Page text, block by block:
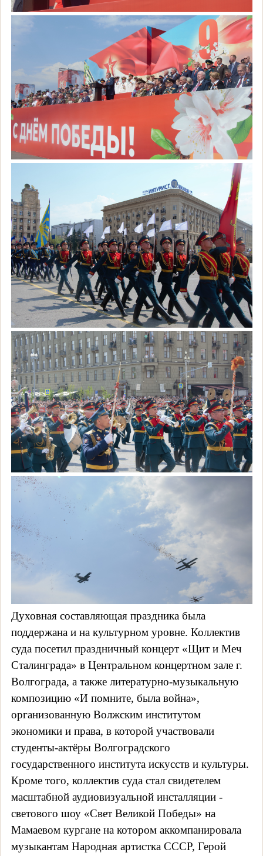
Духовная составляющая праздника была
поддержана и на культурном уровне. Коллектив
суда посетил праздничный концерт «Щит и Меч
Сталинграда» в Центральном концертном зале г.
Волгограда, а также литературно-музыкальную
композицию «И помните, была война»,
организованную Волжским институтом
экономики и права, в которой участвовали
студенты-актёры Волгоградского
государственного института искусств и культуры.
Кроме того, коллектив суда стал свидетелем
масштабной аудиовизуальной инсталляции -
светового шоу «Свет Великой Победы» на
Мамаевом кургане на котором аккомпанировала
музыкантам Народная артистка СССР, Герой